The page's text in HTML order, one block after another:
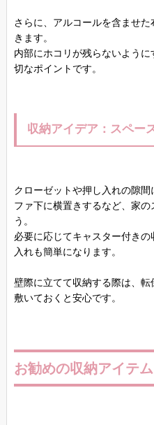
さらに、アルコールを含ませ
きます。
内部にホコリが残らないよう
切なポイントです。
収納アイデア：スペー
クローゼットや押し入れの隙
ファ下に横置きするなど、家
う。
必要に応じてキャスター付き
入れも簡単になります。
壁際に立てて収納する際は、
敷いておくと安心です。
お勧めの収納アイテム